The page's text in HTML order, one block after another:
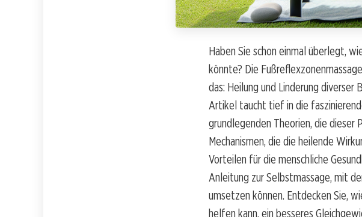
Haben Sie schon einmal überlegt,
könnte? Die
das: Heilung und Linderung
Artikel taucht tief in die
grundlegenden Theorien, die dieser
Mechanismen, die die heilende
Vorteilen für die menschliche
Anleitung zur Selbstmassage, mit
umsetzen können. Entdecken Sie,
helfen kann, ein besseres